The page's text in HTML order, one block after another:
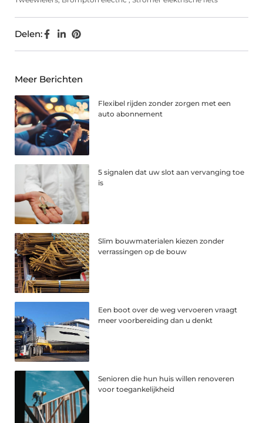
Delen:
Meer Berichten
Flexibel rijden zonder zorgen met een
auto abonnement
5 signalen dat uw slot aan vervanging toe
is
Slim bouwmaterialen kiezen zonder
verrassingen op de bouw
Een boot over de weg vervoeren vraagt
meer voorbereiding dan u denkt
Senioren die hun huis willen renoveren
voor toegankelijkheid